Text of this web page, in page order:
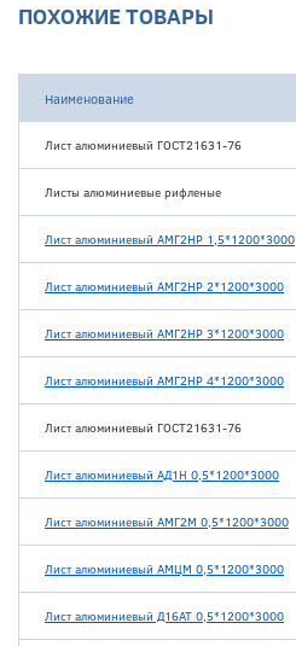
ПОХОЖИЕ ТОВАРЫ
Наименование
Лист алюминиевый ГОСТ21631-76
Листы алюминиевые рифленые
Лист алюминиевый АМГ2НР 1,5*1200*3000
Лист алюминиевый АМГ2НР 2*1200*3000
Лист алюминиевый АМГ2НР 3*1200*3000
Лист алюминиевый АМГ2НР 4*1200*3000
Лист алюминиевый ГОСТ21631-76
Лист алюминиевый АД1Н 0,5*1200*3000
Лист алюминиевый АМГ2М 0,5*1200*3000
Лист алюминиевый АМЦМ 0,5*1200*3000
Лист алюминиевый Д16АТ 0,5*1200*3000